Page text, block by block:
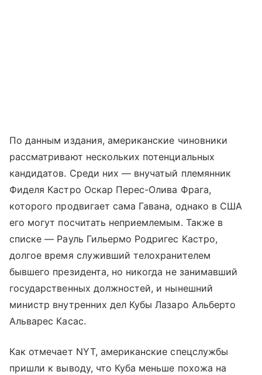
По данным издания, американские чиновники
рассматривают нескольких потенциальных
кандидатов. Среди них — внучатый племянник
Фиделя Кастро Оскар Перес-Олива Фрага,
которого продвигает сама Гавана, однако в США
его могут посчитать неприемлемым. Также в
списке — Рауль Гильермо Родригес Кастро,
долгое время служивший телохранителем
бывшего президента, но никогда не занимавший
государственных должностей, и нынешний
министр внутренних дел Кубы Лазаро Альберто
Альварес Касас.
Как отмечает NYT, американские спецслужбы
пришли к выводу, что Куба меньше похожа на